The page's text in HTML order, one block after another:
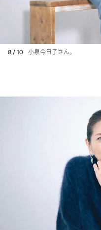
8 / 10 小泉今日子さん。